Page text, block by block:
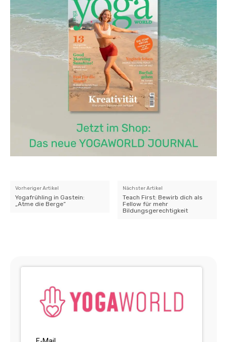
Vorheriger Artikel
Yogafrühling in Gastein:
„Atme die Berge“
Nächster Artikel
Teach First: Bewirb dich als
Fellow für mehr
Bildungsgerechtigkeit